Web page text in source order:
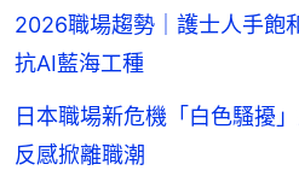
2026職場趨勢｜護士人手飽
抗AI藍海工種
日本職場新危機「白色騷擾
反感掀離職潮